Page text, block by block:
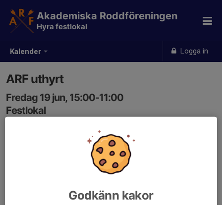
Kalender Logga in
Akademiska Roddföreningen
Hyra festlokal
ARF uthyrt
Fredag 19 jun, 15:00-11:00
Festlokal
Samling: 15:00, Festlokal
Godkänn kakor